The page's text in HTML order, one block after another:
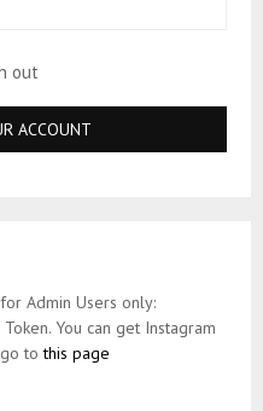
out
Admin Users only:
You can get Instagram
go tothis page